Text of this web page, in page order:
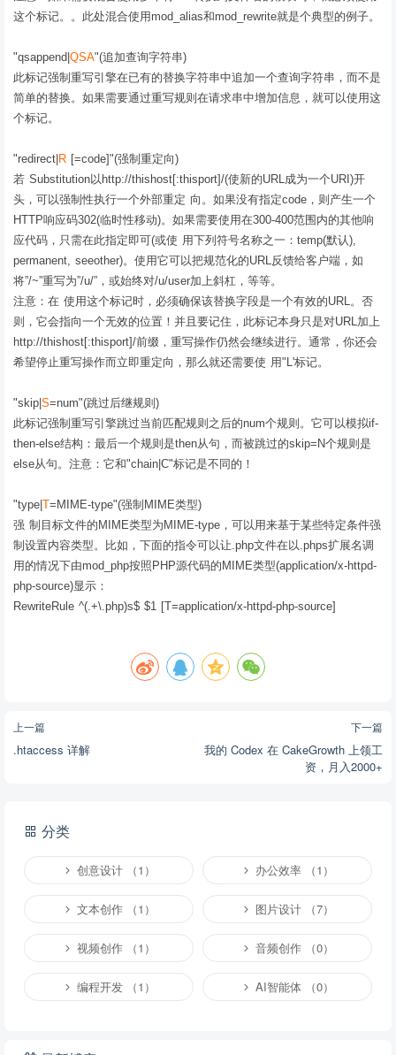
这个标记。。此处混合使用mod_alias和mod_rewrite就是个典型的例子。
"qsappend|QSA"(追加查询字符串)
此标记强制重写引擎在已有的替换字符串中追加一个查询字符串，而不是
简单的替换。如果需要通过重写规则在请求串中增加信息，就可以使用这
个标记。
"redirect|R [=code]"(强制重定向)
若 Substitution以http://thishost[:thisport]/(使新的URL成为一个URI)开
头，可以强制性执行一个外部重定 向。如果没有指定code，则产生一个
HTTP响应码302(临时性移动)。如果需要使用在300-400范围内的其他响
应代码，只需在此指定即可(或使 用下列符号名称之一：temp(默认),
permanent, seeother)。使用它可以把规范化的URL反馈给客户端，如
将”/~”重写为”/u/”，或始终对/u/user加上斜杠，等等。
注意：在 使用这个标记时，必须确保该替换字段是一个有效的URL。否
则，它会指向一个无效的位置！并且要记住，此标记本身只是对URL加上
http://thishost[:thisport]/前缀，重写操作仍然会继续进行。通常，你还会
希望停止重写操作而立即重定向，那么就还需要使 用"L'标记。
"skip|S=num"(跳过后继规则)
此标记强制重写引擎跳过当前匹配规则之后的num个规则。它可以模拟if-
then-else结构：最后一个规则是then从句，而被跳过的skip=N个规则是
else从句。注意：它和"chain|C"标记是不同的！
"type|T=MIME-type"(强制MIME类型)
强 制目标文件的MIME类型为MIME-type，可以用来基于某些特定条件强
制设置内容类型。比如，下面的指令可以让.php文件在以.phps扩展名调
用的情况下由mod_php按照PHP源代码的MIME类型(application/x-httpd-
php-source)显示：
RewriteRule ^(.+\.php)s$ $1 [T=application/x-httpd-php-source]
上一篇
.htaccess 详解
下一篇
我的 Codex 在 CakeGrowth 上领工
资，月入2000+
分类
创意设计 （1） 办公效率 （1）
文本创作 （1） 图片设计 （7）
视频创作 （1） 音频创作 （0）
编程开发 （1） AI智能体 （0）